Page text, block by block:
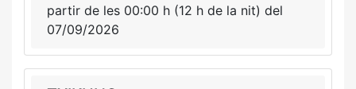
partir de les 00:00 h (12 h de la nit) del
07/09/2026